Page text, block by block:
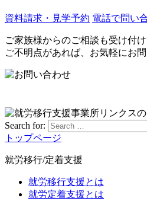
資料請求・見学予約 電話で問い
ご家族様からのご相談も受け付け
ご不明点があれば、お気軽にお問
Search for:
トップページ
就労移行/定着支援
就労移行支援とは
就労定着支援とは